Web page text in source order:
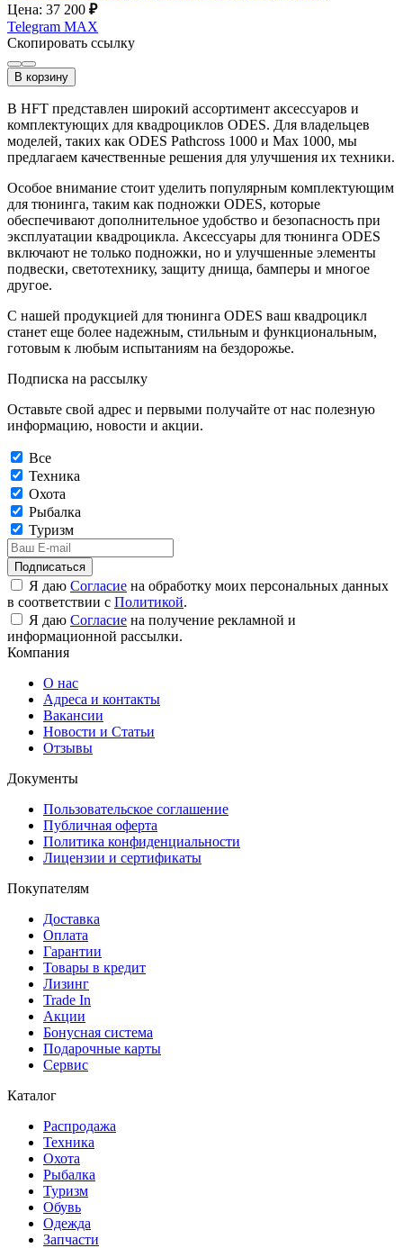
Цена: 37 200 ₽
Telegram MAX
Скопировать ссылку
В корзину
В HFT представлен широкий ассортимент аксессуаров и
комплектующих для квадроциклов ODES. Для владельцев
моделей, таких как ODES Pathcross 1000 и Max 1000, мы
предлагаем качественные решения для улучшения их техники.
Особое внимание стоит уделить популярным комплектующим
для тюнинга, таким как подножки ODES, которые
обеспечивают дополнительное удобство и безопасность при
эксплуатации квадроцикла. Аксессуары для тюнинга ODES
включают не только подножки, но и улучшенные элементы
подвески, светотехнику, защиту днища, бамперы и многое
другое.
С нашей продукцией для тюнинга ODES ваш квадроцикл
станет еще более надежным, стильным и функциональным,
готовым к любым испытаниям на бездорожье.
Подписка на рассылку
Оставьте свой адрес и первыми получайте от нас полезную
информацию, новости и акции.
Все
Техника
Охота
Рыбалка
Туризм
Подписаться
Я даю Согласие на обработку моих персональных данных
в соответствии с Политикой.
Я даю Согласие на получение рекламной и
информационной рассылки.
Компания
О нас
Адреса и контакты
Вакансии
Новости и Статьи
Отзывы
Документы
Пользовательское соглашение
Публичная оферта
Политика конфиденциальности
Лицензии и сертификаты
Покупателям
Доставка
Оплата
Гарантии
Товары в кредит
Лизинг
Trade In
Акции
Бонусная система
Подарочные карты
Сервис
Каталог
Распродажа
Техника
Охота
Рыбалка
Туризм
Обувь
Одежда
Запчасти